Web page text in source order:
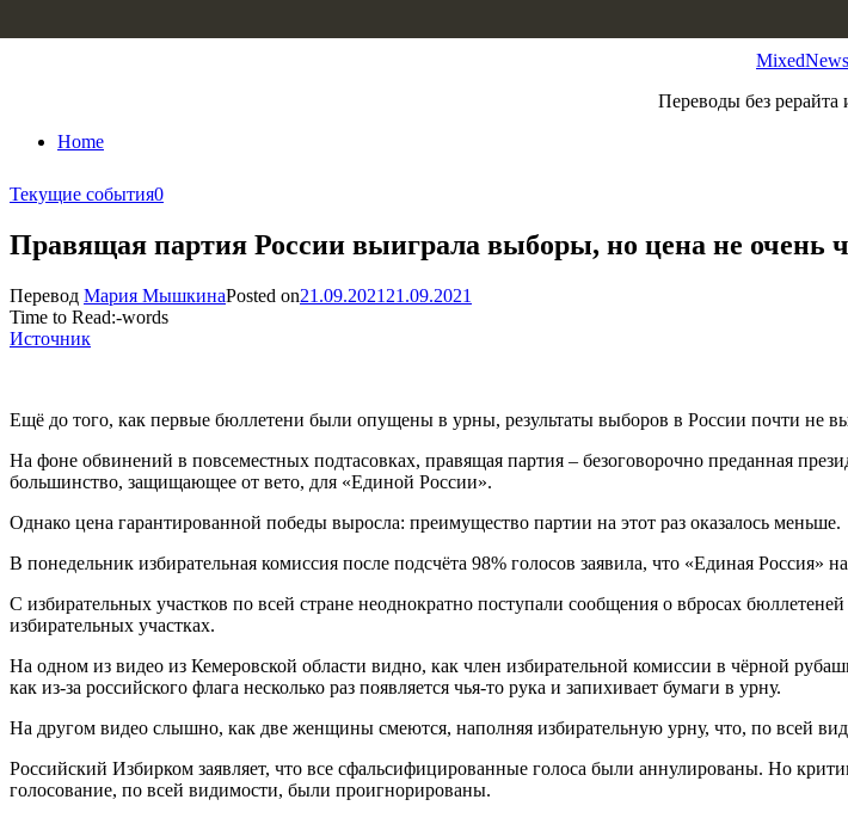
MixedNews
Переводы без рерайта
Home
Текущие события0
Правящая партия России выиграла выборы, но цена не очень
Перевод Мария МышкинаPosted on21.09.2021 21.09.2021
Time to Read:-words
Источник
Ещё до того, как первые бюллетени были опущены в урны, результаты выборов в России почти не
На фоне обвинений в повсеместных подтасовках, правящая партия – безоговорочно преданная
большинство, защищающее от вето, для «Единой России».
Однако цена гарантированной победы выросла: преимущество партии на этот раз оказалось меньше.
В понедельник избирательная комиссия после подсчёта 98% голосов заявила, что «Единая Россия»
С избирательных участков по всей стране неоднократно поступали сообщения о вбросах
избирательных участках.
На одном из видео из Кемеровской области видно, как член избирательной комиссии в чёрной
как из-за российского флага несколько раз появляется чья-то рука и запихивает бумаги в урну.
На другом видео слышно, как две женщины смеются, наполняя избирательную урну, что, по всей
Российский Избирком заявляет, что все сфальсифицированные голоса были аннулированы. Но
голосование, по всей видимости, были проигнорированы.